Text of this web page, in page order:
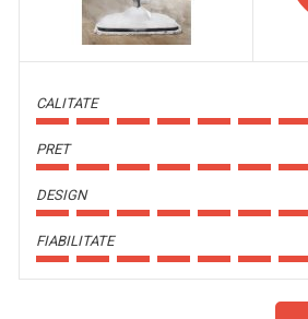
CALITATE
PRET
DESIGN
FIABILITATE